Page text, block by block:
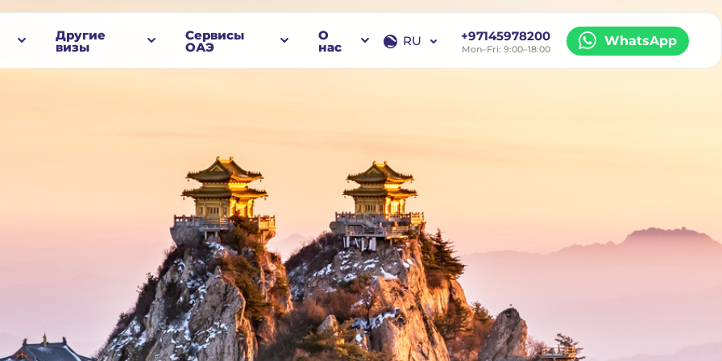
Другие
визы
Сервисы
ОАЭ
О
нас RU +97145978200
Mon–Fri: 9:00–18:00
WhatsApp